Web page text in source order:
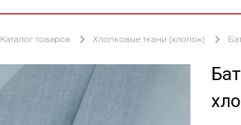
Каталог товаров Хлопковые ткани (хлопок)